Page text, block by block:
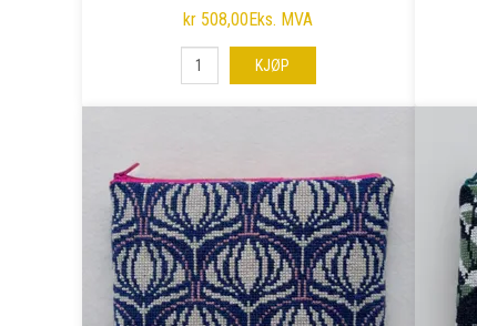
kr 508,00Eks. MVA
KJØP